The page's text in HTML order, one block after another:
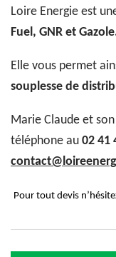
Loire Energie est
Fuel, GNR et
Elle vous permet
souplesse de
Marie Claude et
téléphone au 02 41
Pour tout devis